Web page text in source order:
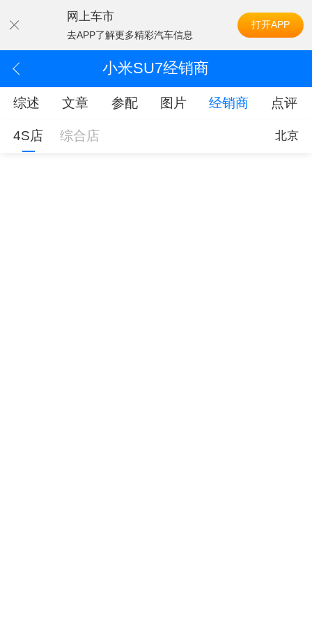
网上车市
去APP了解更多精彩汽车信息
打开APP
小米SU7经销商
综述 文章 参配 图片 经销商 点评
4S店 综合店 北京